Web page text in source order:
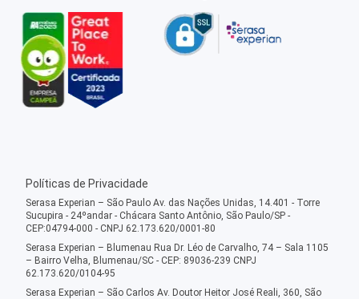
Políticas de Privacidade
Serasa Experian – São Paulo Av. das Nações Unidas, 14.401 - Torre
Sucupira - 24ºandar - Chácara Santo Antônio, São Paulo/SP -
CEP:04794-000 - CNPJ 62.173.620/0001-80
Serasa Experian – Blumenau Rua Dr. Léo de Carvalho, 74 – Sala 1105
– Bairro Velha, Blumenau/SC - CEP: 89036-239 CNPJ
62.173.620/0104-95
Serasa Experian – São Carlos Av. Doutor Heitor José Reali, 360, São